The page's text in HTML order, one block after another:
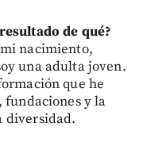
de qué?
nacimiento,
una adulta joven.
que he
y la
diversidad.